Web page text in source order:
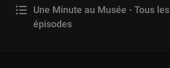
Une Minute au Musée - Tous les
épisodes